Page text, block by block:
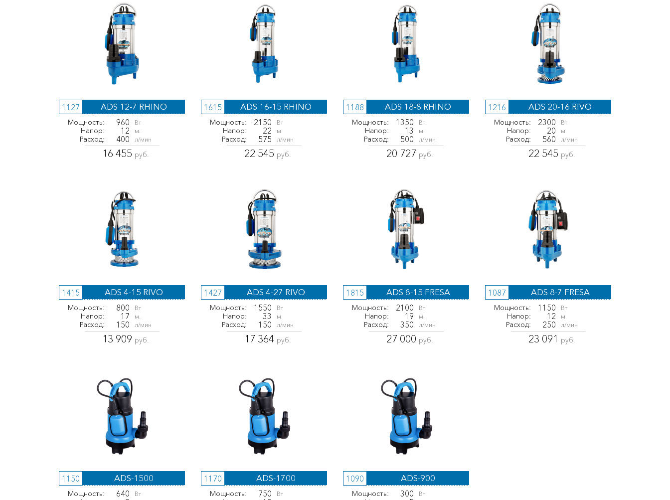
1127 ADS 12-7 RHINO
Мощность: 960 Вт
Напор: 12 м.
Расход: 400 л/мин
16 455 руб.
1615 ADS 16-15 RHINO
Мощность: 2150 Вт
Напор: 22 м.
Расход: 575 л/мин
22 545 руб.
1188 ADS 18-8 RHINO
Мощность: 1350 Вт
Напор: 13 м.
Расход: 500 л/мин
20 727 руб.
1216 ADS 20-16 RIVO
Мощность: 2300 Вт
Напор: 20 м.
Расход: 560 л/мин
22 545 руб.
1415 ADS 4-15 RIVO
Мощность: 800 Вт
Напор: 17 м.
Расход: 150 л/мин
13 909 руб.
1427 ADS 4-27 RIVO
Мощность: 1550 Вт
Напор: 33 м.
Расход: 150 л/мин
17 364 руб.
1815 ADS 8-15 FRESA
Мощность: 2100 Вт
Напор: 19 м.
Расход: 350 л/мин
27 000 руб.
1087 ADS 8-7 FRESA
Мощность: 1150 Вт
Напор: 12 м.
Расход: 250 л/мин
23 091 руб.
1150 ADS-1500
Мощность: 640 Вт
1170 ADS-1700
Мощность: 750 Вт
1090 ADS-900
Мощность: 300 Вт